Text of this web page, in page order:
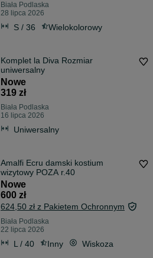
Biała Podlaska
28 lipca 2026
S / 36 Wielokolorowy
Komplet la Diva Rozmiar
uniwersalny
Nowe
319 zł
Biała Podlaska
16 lipca 2026
Uniwersalny
Amalfi Ecru damski kostium
wizytowy POZA r.40
Nowe
600 zł
624,50 zł z Pakietem Ochronnym
Biała Podlaska
22 lipca 2026
L / 40 Inny Wiskoza